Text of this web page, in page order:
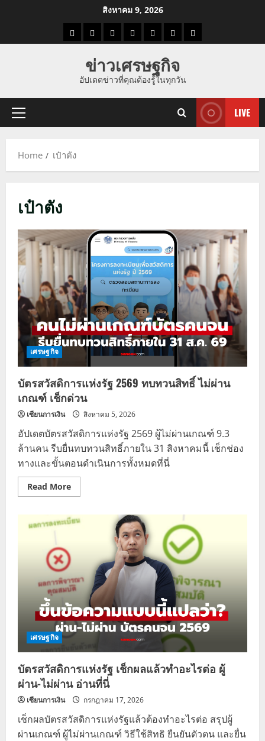
สิงหาคม 9, 2026
ราคาแนว
ราคา
ทอง
ข่าว
นี้
ข่าว
ดูด
ที่
ผู้ชาย
ข่าวเศรษฐกิจ
อัปเดตข่าวที่คุณต้องรู้ในทุกวัน
Primary
LIVE
Home เป๋าตัง
เป๋าตัง
เศรษฐกิจ
บัตรสวัสดิการแห่งรัฐ 2569 ทบทวนสิทธิ์ ไม่ผ่าน
เกณฑ์ เช็กด่วน
เซียนการเงิน สิงหาคม 5, 2026
อัปเดตบัตรสวัสดิการแห่งรัฐ 2569 ผู้ไม่ผ่านเกณฑ์ 9.3
ล้านคน รีบยื่นทบทวนสิทธิ์ภายใน 31 สิงหาคมนี้ เช็กช่อง
ทางและขั้นตอนดำเนินการทั้งหมดที่นี่
Read MoreRead
more
สวัสดิการ
แห่ง
ทบทวน
สิทธิ์
ผ่าน
เกณฑ์
เช็
กด่
วน
เศรษฐกิจ
บัตรสวัสดิการแห่งรัฐ เช็กผลแล้วทำอะไรต่อ ผู้
ผ่าน-ไม่ผ่าน อ่านที่นี่
เซียนการเงิน กรกฎาคม 17, 2026
เช็กผลบัตรสวัสดิการแห่งรัฐแล้วต้องทำอะไรต่อ สรุปผู้
ผ่านเกณฑ์ ผู้ไม่ผ่านเกณฑ์ วิธีใช้สิทธิ ยืนยันตัวตน และยื่น